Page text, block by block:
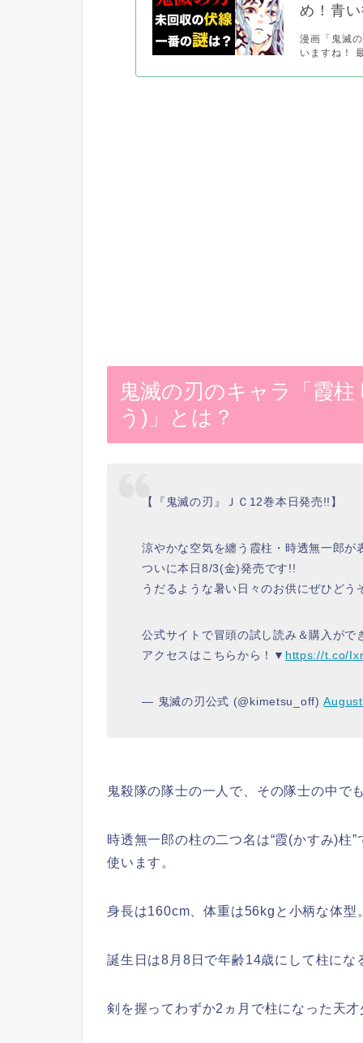
め！青
漫画「鬼滅
いますね！
鬼滅の刃のキャラ「霞
う)」とは？
【『鬼滅の刃』ＪＣ12巻本日発売!!】
涼やかな空気を纏う霞柱・時透無一郎が
ついに本日8/3(金)発売です!!
うだるような暑い日々のお供にぜひどう
公式サイトで冒頭の試し読み＆購入がで
アクセスはこちらから！▼ https://t.co/
— 鬼滅の刃公式 (@kimetsu_off)
鬼殺隊の隊士の一人で、その隊士の中で
時透無一郎の柱の二つ名は“霞(かすみ)柱
使います。
身長は160cm、体重は56kgと小柄な体型
誕生日は8月8日で年齢14歳にして柱にな
剣を握ってわずか2ヵ月で柱になった天才